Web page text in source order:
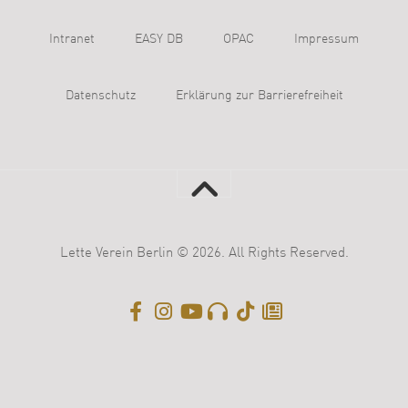
Intranet EASY DB OPAC Impressum
Datenschutz Erklärung zur Barrierefreiheit
Lette Verein Berlin © 2026. All Rights Reserved.